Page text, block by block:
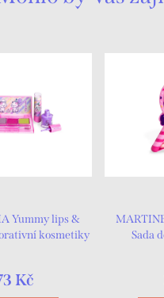
Yummy lips &
kosmetiky
Kč
Sada